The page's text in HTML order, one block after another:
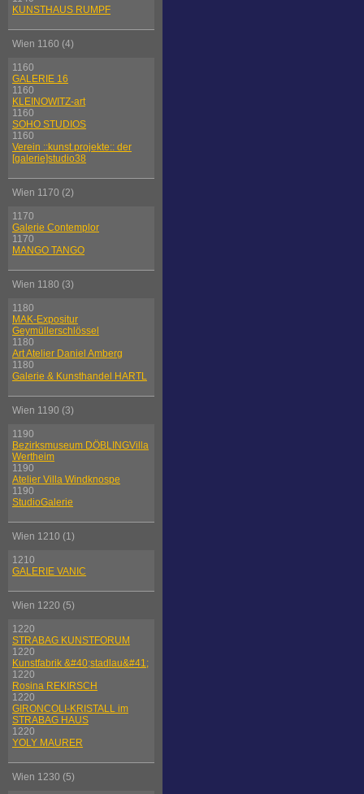
KUNSTHAUS RUMPF
Wien 1160 (4)
1160
GALERIE 16
1160
KLEINOWITZ-art
1160
SOHO STUDIOS
1160
Verein ::kunst.projekte:: der
[galerie]studio38
Wien 1170 (2)
1170
Galerie Contemplor
1170
MANGO TANGO
Wien 1180 (3)
1180
MAK-Expositur
Geymüllerschlössel
1180
Art Atelier Daniel Amberg
1180
Galerie & Kunsthandel HARTL
Wien 1190 (3)
1190
Bezirksmuseum DÖBLINGVilla
Wertheim
1190
Atelier Villa Windknospe
1190
StudioGalerie
Wien 1210 (1)
1210
GALERIE VANIC
Wien 1220 (5)
1220
STRABAG KUNSTFORUM
1220
Kunstfabrik &#40;stadlau&#41;
1220
Rosina REKIRSCH
1220
GIRONCOLI-KRISTALL im
STRABAG HAUS
1220
YOLY MAURER
Wien 1230 (5)